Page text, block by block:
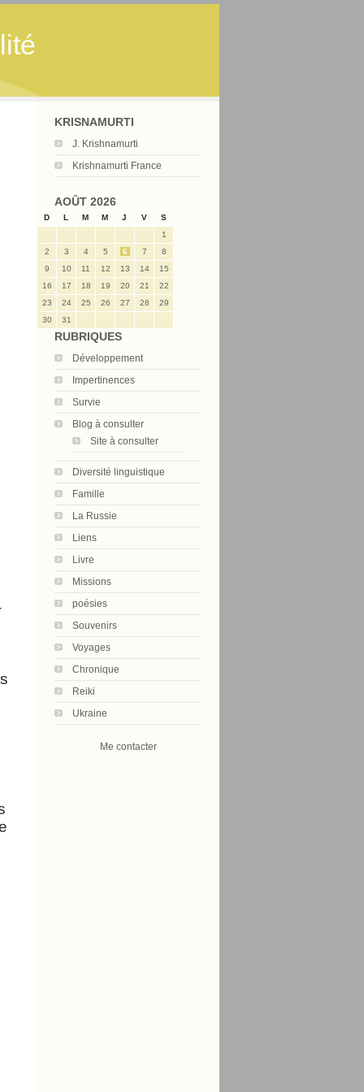
KRISNAMURTI
J. Krishnamurti
Krishnamurti France
AOÛT 2026
D L M M J V
S
1
2
3 4 5 6 7
8
9
10 11 12 13 14
15
16
17 18 19 20 21
22
23
24 25 26 27 28
29
30
31
RUBRIQUES
Développement
Impertinences
Survie
Blog à consulter
Site à consulter
Diversité linguistique
Famille
La Russie
Liens
Livre
Missions
poésies
Souvenirs
Voyages
Chronique
Reiki
Ukraine
Me contacter